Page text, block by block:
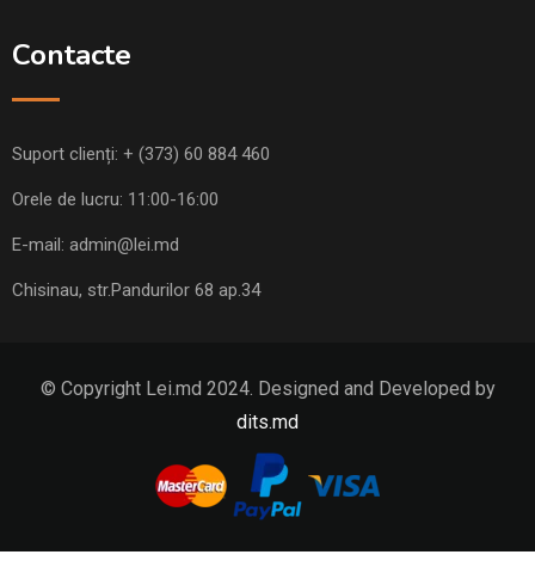
Contacte
Suport clienți: + (373) 60 884 460
Orele de lucru: 11:00-16:00
E-mail: admin@lei.md
Chisinau, str.Pandurilor 68 ap.34
© Copyright Lei.md 2024. Designed and Developed by
dits.md